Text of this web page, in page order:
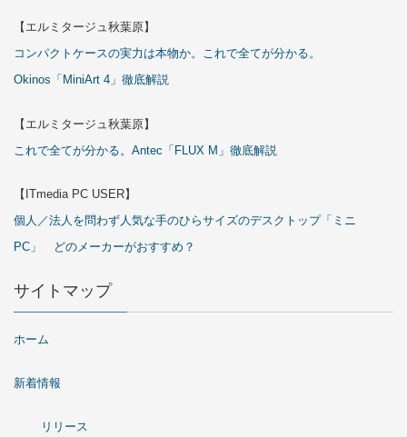
【エルミタージュ秋葉原】
コンパクトケースの実力は本物か。これで全てが分かる。
Okinos「MiniArt 4」徹底解説
【エルミタージュ秋葉原】
これで全てが分かる。Antec「FLUX M」徹底解説
【ITmedia PC USER】
個人／法人を問わず人気な手のひらサイズのデスクトップ「ミニ
PC」 どのメーカーがおすすめ？
サイトマップ
ホーム
新着情報
リリース